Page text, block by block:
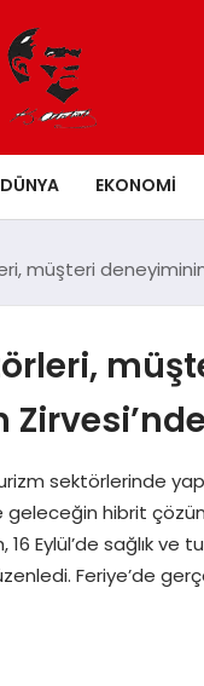
DÜNYA EKONOMI
müşteri
sektörlerinde
hibrit
Eylül’de sağlık
Feriye’de